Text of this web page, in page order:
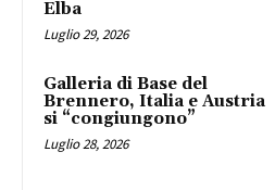
Elba
Luglio 29, 2026
Galleria di Base del
Brennero, Italia e Austria
si “congiungono”
Luglio 28, 2026